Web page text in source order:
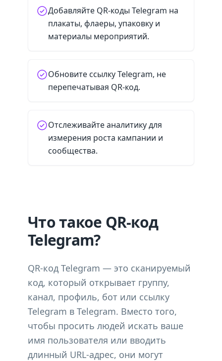
Добавляйте QR-коды Telegram на
плакаты, флаеры, упаковку и
материалы мероприятий.
Обновите ссылку Telegram, не
перепечатывая QR-код.
Отслеживайте аналитику для
измерения роста кампании и
сообщества.
Что такое QR-код
Telegram?
QR-код Telegram — это сканируемый
код, который открывает группу,
канал, профиль, бот или ссылку
Telegram в Telegram. Вместо того,
чтобы просить людей искать ваше
имя пользователя или вводить
длинный URL-адрес, они могут